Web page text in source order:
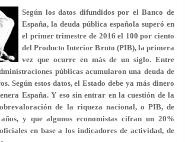
Según los datos difundidos por el Banco de
España, la deuda pública española superó en
el primer trimestre de 2016 el 100 por ciento
del Producto Interior Bruto (PIB), la primera
vez que ocurre en más de un siglo. Entre
públicas acumularon una deuda de
Según estos datos, el Estado debe ya más dinero
España. Y eso sin entrar en la cuestión de la
de la riqueza nacional, o PIB, de
años, y que algunos economistas cifran un 20%
en base a los indicadores de actividad, de